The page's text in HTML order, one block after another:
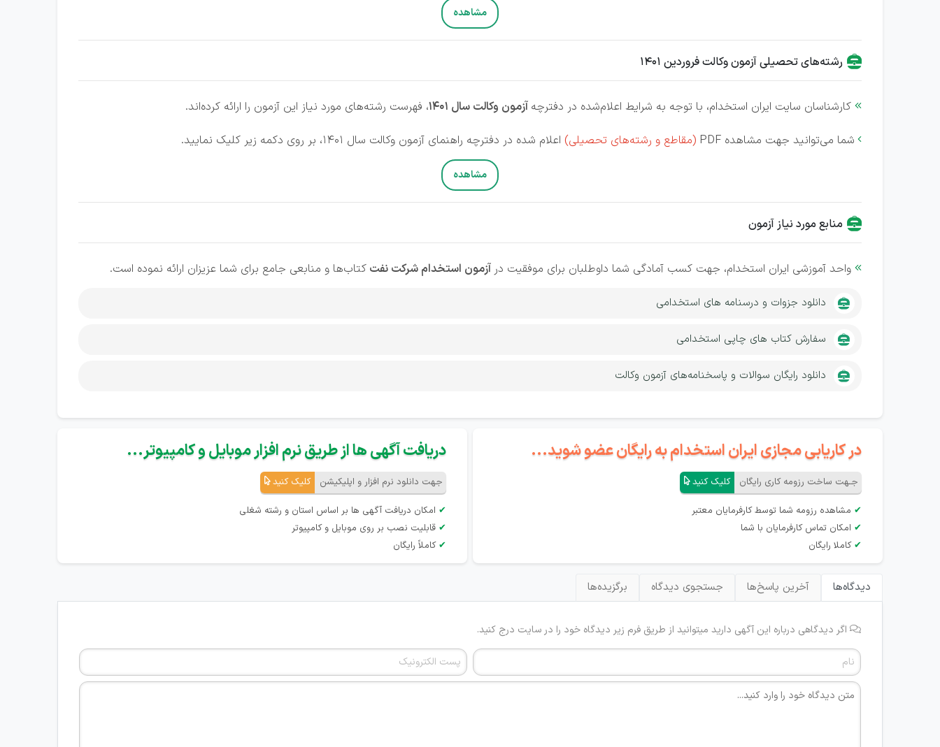
مشاهده
رشته‌های تحصیلی آزمون وکالت فروردین 1401
 کارشناسان سایت ایران استخدام، با توجه به شرایط اعلام‌شده در دفترچه آزمون وکالت سال 1401 ، فهرست رشته‌های مورد نیاز این آزمون را ارائه کرده‌اند.
 شما می‌توانید جهت مشاهده PDF (مقاطع و رشته‌های تحصیلی) اعلام شده در دفترچه راهنمای آزمون وکالت سال 1401، بر روی دکمه زیر کلیک نمایید.
مشاهده
منابع مورد نیاز آزمون
 واحد آموزشی ایران استخدام، جهت کسب آمادگی شما داوطلبان برای موفقیت در آزمون استخدام شرکت نفت کتاب‌ها و منابعی جامع برای شما عزیزان ارائه نموده است.
دانلود جزوات و درسنامه های استخدامی
سفارش کتاب های چاپی استخدامی
دانلود رایگان سوالات و پاسخنامه‌های آزمون وکالت
در کاریابی مجازی ایران استخدام به رایگان عضو شوید...
جـهت ساخت رزومه کاری رایگان کلیک کنید
✔ مشاهده رزومه شما توسط کارفرمایان معتبر
✔ امکان تماس کارفرمایان با شما
✔ کاملا رایگان
دریافت آگهی ها از طریق نرم افزار موبایل و کامپیوتر...
جهت دانلود نرم افزار و اپلیکیشن کلیک کنید
✔ امکان دریافت آگهی ها بر اساس استان و رشته شغلی
✔ قابلیت نصب بر روی موبایل و کامپیوتر
✔ کاملاً رایگان
دیدگاه‌ها آخرین پاسخ‌ها جستجوی دیدگاه برگزیده‌ها
اگر دیدگاهی درباره این آگهی دارید میتوانید از طریق فرم زیر دیدگاه خود را در سایت درج کنید.